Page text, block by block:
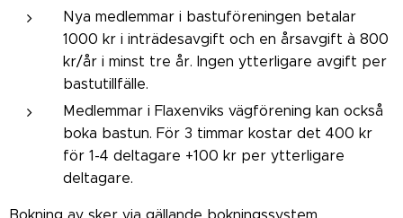
Nya medlemmar i bastuföreningen betalar
1000 kr i inträdesavgift och en årsavgift à 800
kr/år i minst tre år. Ingen ytterligare avgift per
bastutillfälle.
Medlemmar i Flaxenviks vägförening kan också
boka bastun. För 3 timmar kostar det 400 kr
för 1-4 deltagare +100 kr per ytterligare
deltagare.